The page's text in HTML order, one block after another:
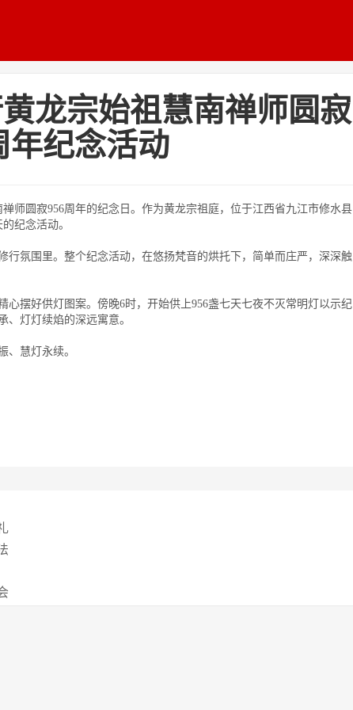
龙宗始祖慧南禅师圆寂
年纪念活动
师圆寂956周年的纪念日。作为黄龙宗祖庭，位于江西省九江市修水县
纪念活动。
行氛围里。整个纪念活动，在悠扬梵音的烘托下，简单而庄严，深深触
摆好供灯图案。傍晚6时，开始供上956盏七天七夜不灭常明灯以示纪
、灯灯续焰的深远寓意。
、慧灯永续。